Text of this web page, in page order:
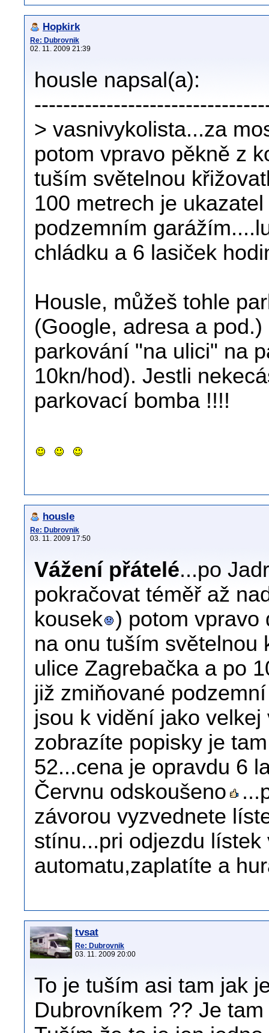
Hopkirk
Re: Dubrovnik
02. 11. 2009 21:39
housle napsal(a):
> vasnivykolista...za
potom vpravo pěkně z
tuším světelnou
100 metrech je
podzemním
chládku a 6 lasiček
Housle, můžeš tohle
(Google, adresa a
parkování "na ulici" na
10kn/hod). Jestli
parkovací bomba !!!!
housle
Re: Dubrovnik
03. 11. 2009 17:50
Vážení přátelé...po
pokračovat téměř až
kousek ) potom vpravo
na onu tuším světelnou
ulice Zagrebačka a po
již zmiňované
jsou k vidění jako
zobrazíte popisky je
52...cena je opravdu 6
Červnu odskoušeno
závorou vyzvednete
stínu...pri odjezdu
automatu,zaplatíte a
tvsat
Re: Dubrovnik
03. 11. 2009 20:00
To je tuším asi tam jak
Dubrovníkem ?? Je